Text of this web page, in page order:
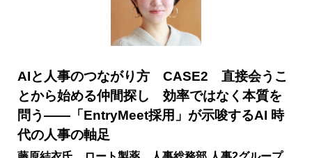
AIと人事のつながり方 CASE2 直接会うこ
とから始める仲間探し 効率ではなく本質を
問う――「EntryMeet採用」が示唆するAI 時
代の人事の軸足